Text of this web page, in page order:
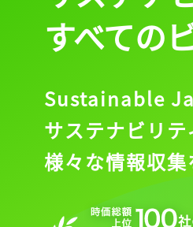
すべての
Sustainable
サステナビリテ
様々な情報収